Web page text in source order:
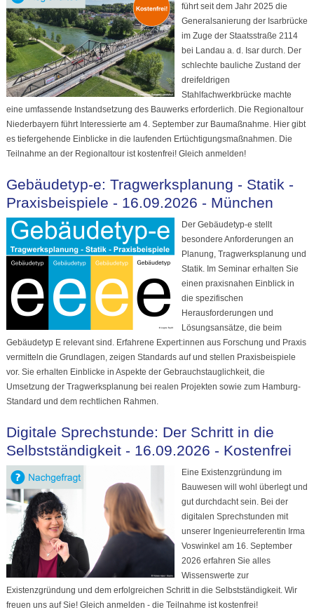
führt seit dem Jahr 2025 die
Generalsanierung der Isarbrücke
im Zuge der Staatsstraße 2114
bei Landau a. d. Isar durch. Der
schlechte bauliche Zustand der
dreifeldrigen
Stahlfachwerkbrücke machte
eine umfassende Instandsetzung des Bauwerks erforderlich. Die Regionaltour
Niederbayern führt Interessierte am 4. September zur Baumaßnahme. Hier gibt
es tiefergehende Einblicke in die laufenden Ertüchtigungsmaßnahmen. Die
Teilnahme an der Regionaltour ist kostenfrei! Gleich anmelden!
Gebäudetyp-e: Tragwerksplanung - Statik -
Praxisbeispiele - 16.09.2026 - München
Der Gebäudetyp-e stellt
besondere Anforderungen an
Planung, Tragwerksplanung und
Statik. Im Seminar erhalten Sie
einen praxisnahen Einblick in
die spezifischen
Herausforderungen und
Lösungsansätze, die beim
Gebäudetyp E relevant sind. Erfahrene Expert:innen aus Forschung und Praxis
vermitteln die Grundlagen, zeigen Standards auf und stellen Praxisbeispiele
vor. Sie erhalten Einblicke in Aspekte der Gebrauchstauglichkeit, die
Umsetzung der Tragwerksplanung bei realen Projekten sowie zum Hamburg-
Standard und dem rechtlichen Rahmen.
Digitale Sprechstunde: Der Schritt in die
Selbstständigkeit - 16.09.2026 - Kostenfrei
Eine Existenzgründung im
Bauwesen will wohl überlegt und
gut durchdacht sein. Bei der
digitalen Sprechstunden mit
unserer Ingenieurreferentin Irma
Voswinkel am 16. September
2026 erfahren Sie alles
Wissenswerte zur
Existenzgründung und dem erfolgreichen Schritt in die Selbstständigkeit. Wir
freuen uns auf Sie! Gleich anmelden - die Teilnahme ist kostenfrei!